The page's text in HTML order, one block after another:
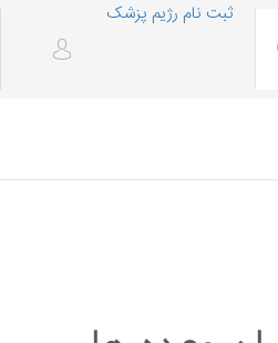
ثبت نام رژیم پزشک